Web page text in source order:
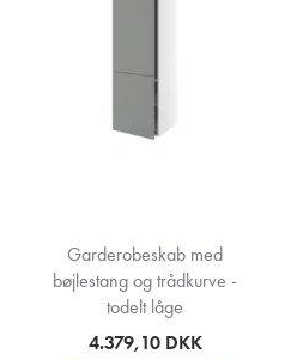
Garderobeskab med
bøjlestang og trådkurve -
todelt låge
4.379,10 DKK